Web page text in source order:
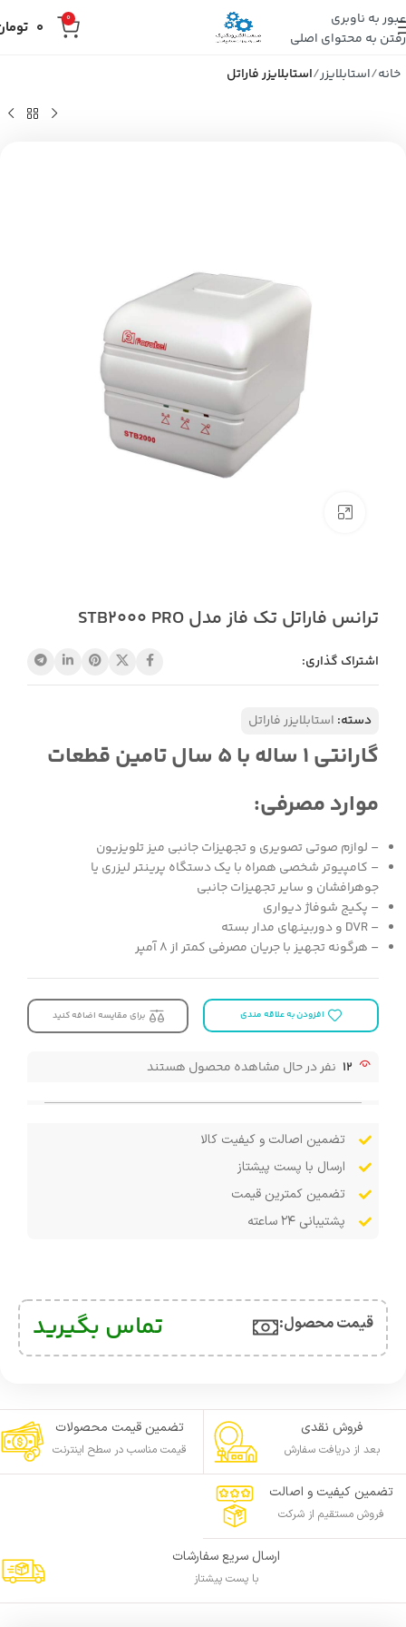
عبور به ناوبری
رفتن به محتوای اصلی
0
0
خانه استابلایزر استابلایزر فاراتل
ترانس فاراتل تک فاز مدل STB2000 PRO
اشتراک گذاری:
دسته: استابلایزر فاراتل
گارانتی 1 ساله با 5 سال تامین قطعات
موارد مصرفی:
– لوازم صوتی تصویری و تجهیزات جانبی میز تلویزیون
– کامپیوتر شخصی همراه با یک دستگاه پرینتر لیزری یا
جوهر‌افشان و سایر تجهیزات جانبی
– پکیج شوفاژ دیواری
– DVR و دوربینهای مدار بسته
– هرگونه تجهیز با جریان مصرفی کمتر از 8 آمپر​​
افزودن به علاقه مندی برای مقایسه اضافه کنید
12 نفر در حال مشاهده محصول هستند
تضمین اصالت و کیفیت کالا
ارسال با پست پیشتاز
تضمین کمترین قیمت
پشتیبانی ۲۴ ساعته
قیمت محصول:​ تماس بگیرید
فروش نقدی
بعد از دریافت سفارش
تضمین قیمت محصولات
قیمت مناسب در سطح اینترنت
تضمین کیفیت و اصالت
فروش مستقیم از شرکت
ارسال سریع سفارشات
با پست پیشتاز